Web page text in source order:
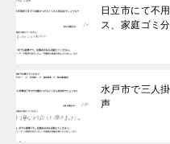
日立市にて不
ス、家庭ゴミ
水戸市で三人
声